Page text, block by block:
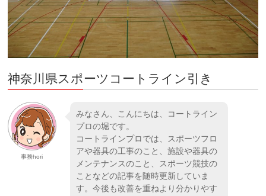
神奈川県スポーツコートライン引き
事務hori
みなさん、こんにちは、コートライン
プロの堀です。
コートラインプロでは、スポーツフロ
アや器具の工事のこと、施設や器具の
メンテナンスのこと、スポーツ競技の
ことなどの記事を随時更新していま
す。今後も改善を重ねより分かりやす